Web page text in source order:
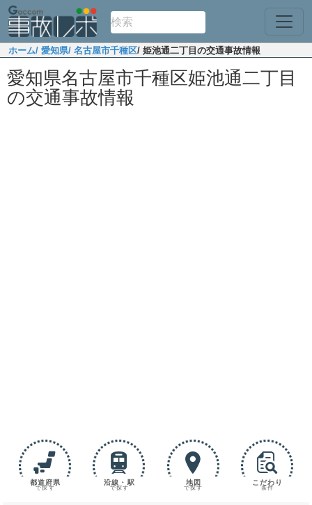
ホーム/ 愛知県/ 名古屋市千種区/ 姫池通二丁目の交通事故情報
愛知県名古屋市千種区姫池通二丁目
の交通事故情報
都道府県
で探す
沿線・駅
で探す
地図
で探す
こだわり
条件